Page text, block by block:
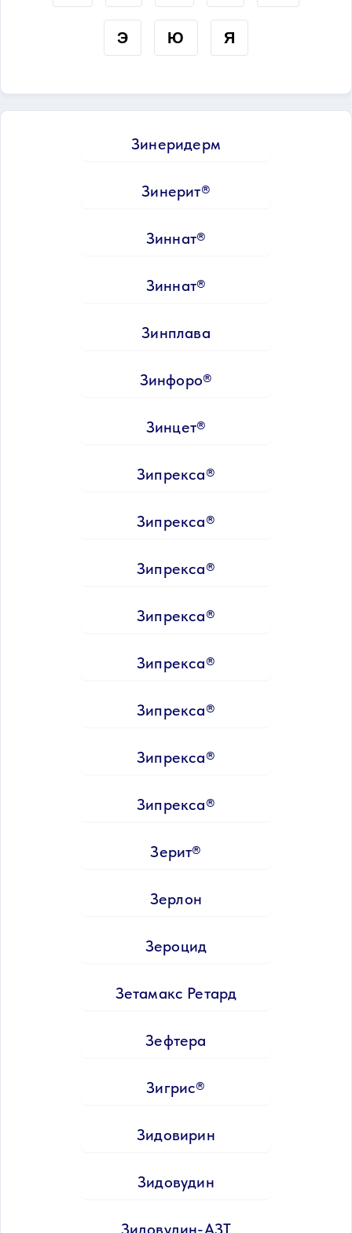
Э Ю Я
Зинеридерм
Зинерит®
Зиннат®
Зиннат®
Зинплава
Зинфоро®
Зинцет®
Зипрекса®
Зипрекса®
Зипрекса®
Зипрекса®
Зипрекса®
Зипрекса®
Зипрекса®
Зипрекса®
Зерит®
Зерлон
Зероцид
Зетамакс Ретард
Зефтера
Зигрис®
Зидовирин
Зидовудин
Зидовудин-АЗТ